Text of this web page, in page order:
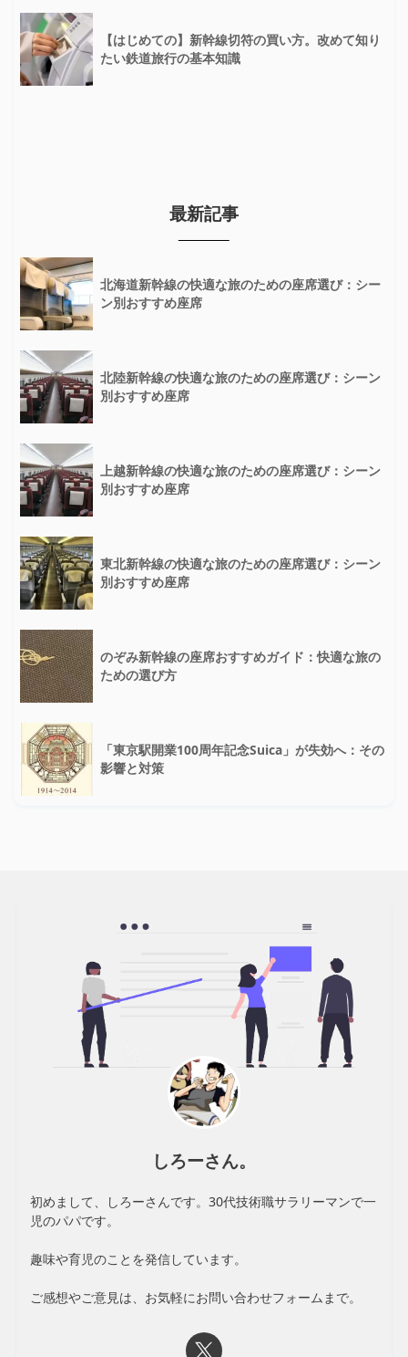
【はじめての】新幹線切符の買い方。改めて知り
たい鉄道旅行の基本知識
最新記事
北海道新幹線の快適な旅のための座席選び：シー
ン別おすすめ座席
北陸新幹線の快適な旅のための座席選び：シーン
別おすすめ座席
上越新幹線の快適な旅のための座席選び：シーン
別おすすめ座席
東北新幹線の快適な旅のための座席選び：シーン
別おすすめ座席
のぞみ新幹線の座席おすすめガイド：快適な旅の
ための選び方
「東京駅開業100周年記念Suica」が失効へ：その
影響と対策
しろーさん。
初めまして、しろーさんです。30代技術職サラリーマンで一
児のパパです。
趣味や育児のことを発信しています。
ご感想やご意見は、お気軽にお問い合わせフォームまで。